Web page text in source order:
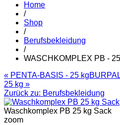
Home
/
Shop
/
Berufsbekleidung
/
WASCHKOMPLEX PB -
« PENTA-BASIS - 25 kg
25 kg »
Zurück zu: Berufsbekleidung
Waschkomplex PB 25 kg Sack
zoom